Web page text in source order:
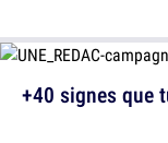
+40 signes que